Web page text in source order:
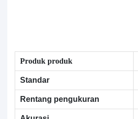
Produk produk
Standar
Rentang pengukuran